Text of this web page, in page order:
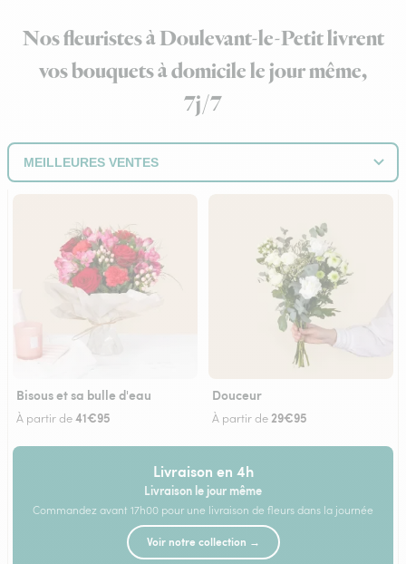
Nos fleuristes à Doulevant-le-Petit livrent
vos bouquets à domicile le jour même,
7j/7
Bisous et sa bulle d'eau
À partir de41€95
Douceur
À partir de 29€95
Livraison en 4h
Livraison le jour même
Commandez avant 17h00 pour une livraison de fleurs dans la journée
Voir notre collection →